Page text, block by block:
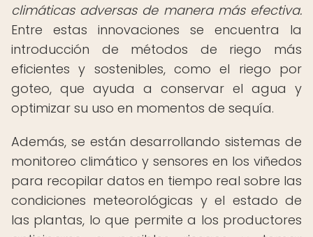
climáticas adversas de manera más efectiva.
Entre estas innovaciones se encuentra la
introducción de métodos de riego más
eficientes y sostenibles, como el riego por
goteo, que ayuda a conservar el agua y
optimizar su uso en momentos de sequía.
Además, se están desarrollando sistemas de
monitoreo climático y sensores en los viñedos
para recopilar datos en tiempo real sobre las
condiciones meteorológicas y el estado de
las plantas, lo que permite a los productores